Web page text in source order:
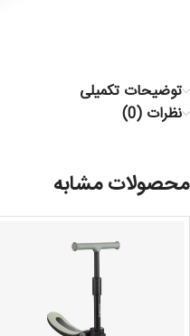
توضیحات تکمیلی
نظرات (0)
محصولات مشابه